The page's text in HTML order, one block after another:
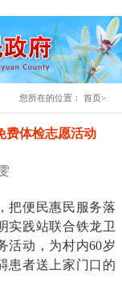
您所在的位置：首页>
费体检志愿活动
便民惠民服务落
实践站联合铁龙卫
活动，为村内60岁
患者送上家门口的